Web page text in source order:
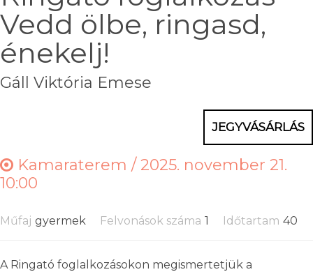
Vedd ölbe, ringasd,
énekelj!
Gáll Viktória Emese
JEGYVÁSÁRLÁS
Kamaraterem /2025. november 21.
10:00
Műfaj gyermek Felvonások száma 1 Időtartam 40
A Ringató foglalkozásokon megismertetjük a